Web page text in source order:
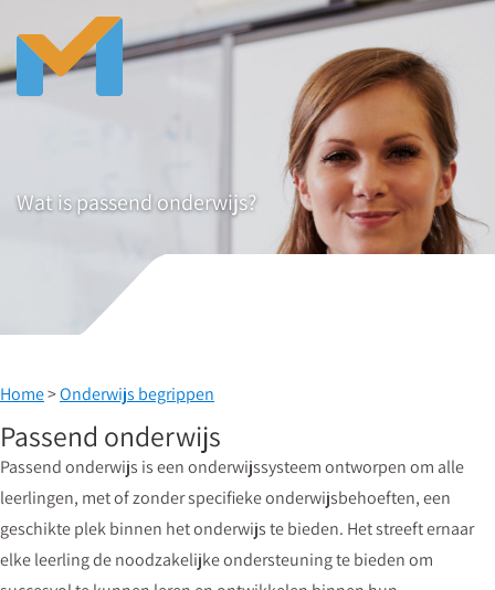
Wat is passend onderwijs?
Home>Onderwijs begrippen
Passend onderwijs
Passend onderwijs is een onderwijssysteem ontworpen om alle
leerlingen, met of zonder specifieke onderwijsbehoeften, een
geschikte plek binnen het onderwijs te bieden. Het streeft ernaar
elke leerling de noodzakelijke ondersteuning te bieden om